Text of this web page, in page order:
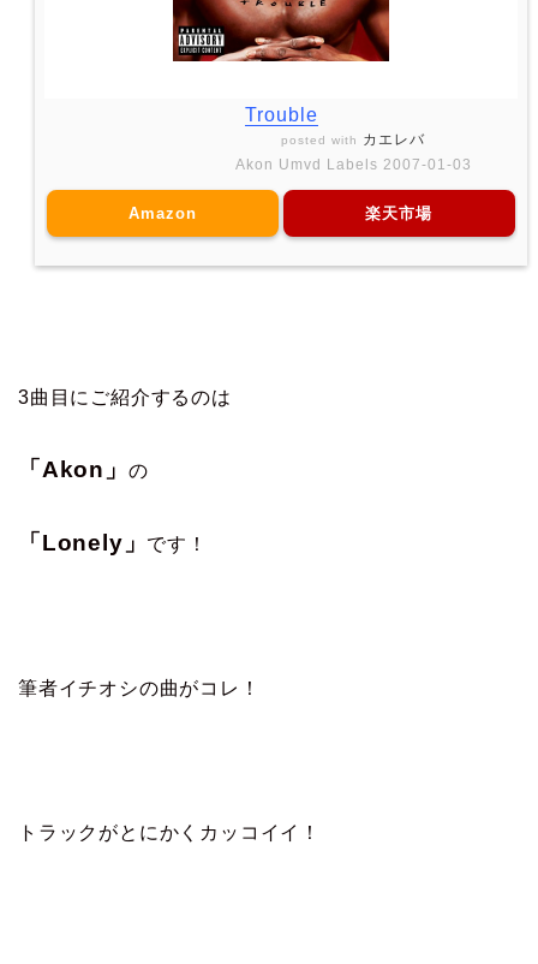
Trouble
posted with カエレバ
Akon Umvd Labels 2007-01-03
Amazon 楽天市場
3曲目にご紹介するのは
「Akon」 の
「Lonely」 です！
筆者イチオシの曲がコレ！
トラックがとにかくカッコイイ！